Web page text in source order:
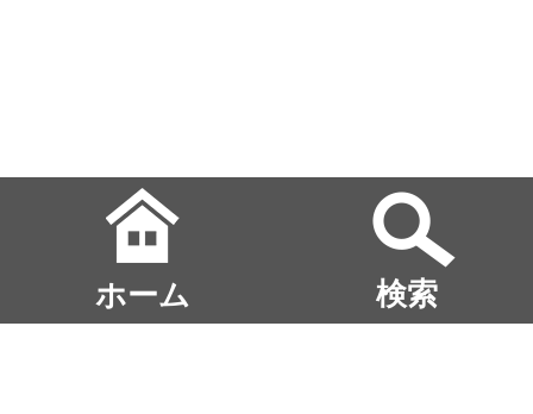
ホーム 検索